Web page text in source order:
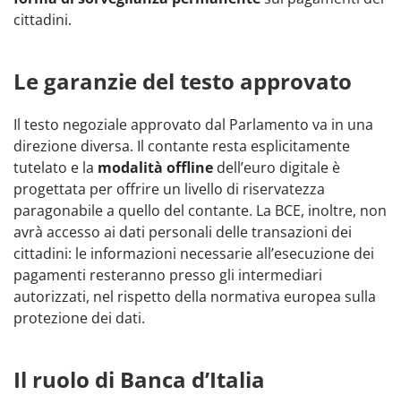
cittadini.
Le garanzie del testo approvato
Il testo negoziale approvato dal Parlamento va in una
direzione diversa. Il contante resta esplicitamente
tutelato e la modalità offline dell’euro digitale è
progettata per offrire un livello di riservatezza
paragonabile a quello del contante. La BCE, inoltre, non
avrà accesso ai dati personali delle transazioni dei
cittadini: le informazioni necessarie all’esecuzione dei
pagamenti resteranno presso gli intermediari
autorizzati, nel rispetto della normativa europea sulla
protezione dei dati.
Il ruolo di Banca d’Italia